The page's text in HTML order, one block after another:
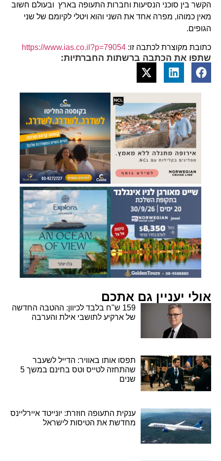
הקשר בין סוכני הנסיעות וחברות התעופה בארץ ובעולם חשוב
מאין כמוהו, מפרה אחד את השני והוא ויטלי לקיומם של שני
הגופים.
כתובת מקוצרת לכתבה זו: https://www.ias.co.il?p=79054
שתפו את הכתבה ברשתות החברתיות:
אולי יעניין גם אתכם
159 ש"ח בלבד לכיוון: ההטבה החדשה
של ארקיע לתושבי אילת והערבה
תפסו אותו באוויר: הדייל לשעבר
שהתחזה לטייס וטס בחינם במשך 5
שנים
ענקית התעופה חוזרת: יונייטד איירליינס
מחדשת את הטיסות לישראל